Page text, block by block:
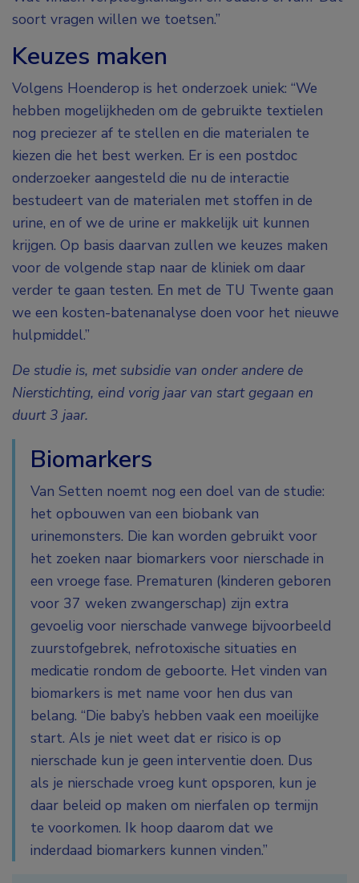
soort vragen willen we toetsen.”
Keuzes maken
Volgens Hoenderop is het onderzoek uniek: “We
hebben mogelijkheden om de gebruikte textielen
nog preciezer af te stellen en die materialen te
kiezen die het best werken. Er is een postdoc
onderzoeker aangesteld die nu de interactie
bestudeert van de materialen met stoffen in de
urine, en of we de urine er makkelijk uit kunnen
krijgen. Op basis daarvan zullen we keuzes maken
voor de volgende stap naar de kliniek om daar
verder te gaan testen. En met de TU Twente gaan
we een kosten-batenanalyse doen voor het nieuwe
hulpmiddel.”
De studie is, met subsidie van onder andere de
Nierstichting, eind vorig jaar van start gegaan en
duurt 3 jaar.
Biomarkers
Van Setten noemt nog een doel van de studie:
het opbouwen van een biobank van
urinemonsters. Die kan worden gebruikt voor
het zoeken naar biomarkers voor nierschade in
een vroege fase. Prematuren (kinderen geboren
voor 37 weken zwangerschap) zijn extra
gevoelig voor nierschade vanwege bijvoorbeeld
zuurstofgebrek, nefrotoxische situaties en
medicatie rondom de geboorte. Het vinden van
biomarkers is met name voor hen dus van
belang. “Die baby’s hebben vaak een moeilijke
start. Als je niet weet dat er risico is op
nierschade kun je geen interventie doen. Dus
als je nierschade vroeg kunt opsporen, kun je
daar beleid op maken om nierfalen op termijn
te voorkomen. Ik hoop daarom dat we
inderdaad biomarkers kunnen vinden.”